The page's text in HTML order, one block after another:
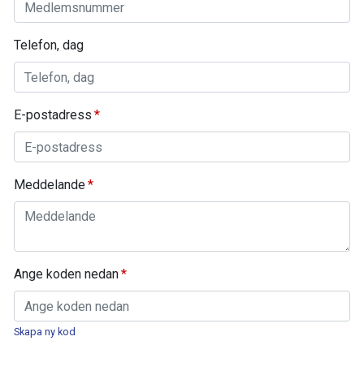
Telefon, dag
E-postadress
Meddelande
Ange koden nedan
Skapa ny kod